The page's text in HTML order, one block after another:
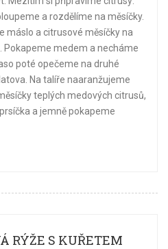
a rozdělíme na měsíčky.
máslo a citrusové měsíčky na
Pokapeme medem a necháme
poté opečeme na druhé
Na talíře naaranžujeme
teplých medových citrusů,
a jemně pokapeme
RÝŽE S KUŘETEM